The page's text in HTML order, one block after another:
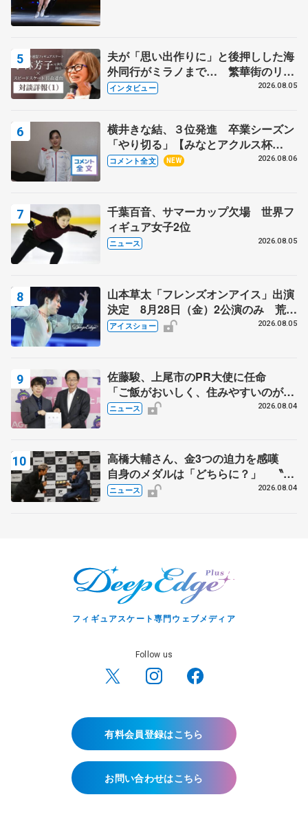
夫が「思い出作りに」と後押しした海
外同行がミラノまで… 繁華街のリン
クでは不良のお兄さんも味方に 小林
インタビュー 2026.08.05
横井きな結、３位発進 卒業シーズン
「やり切る」【みなとアクルス杯
SP】
コメント全文 NEW 2026.08.06
千葉百音、サマーカップ欠場 世界フ
ィギュア女子2位
ニュース 2026.08.05
山本草太「フレンズオンアイス」出演
決定 8月28日（金）2公演のみ 荒川
静香さんプロデュース、20周年のアイ
アイスショー 2026.08.05
佐藤駿、上尾市のPR大使に任命
「ご飯がおいしく、住みやすいのが魅
力」
ニュース 2026.08.04
高橋大輔さん、金3つの迫力を感嘆
自身のメダルは「どちらに？」 〝リ
ス兄弟〟オリンピック3連覇の野村忠
ニュース 2026.08.04
フィギュアスケート専門ウェブメディア
Follow us
有料会員登録はこちら
お問い合わせはこちら